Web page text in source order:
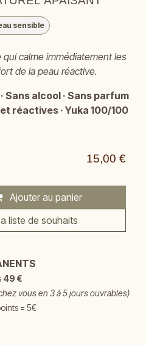
sensible
calme immédiatement les
de la peau réactive.
Sans alcool · Sans parfum
réactives · Yuka 100/100
Ajouter au panier
liste de souhaits
15,00 €
49 €
vous en 3 à 5 jours ouvrables)
= 5€